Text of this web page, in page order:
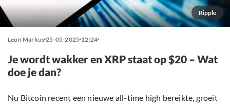
Ripple
Leon Markus 25-05-2025 12:24
Je wordt wakker en XRP staat op $20 – Wat
doe je dan?
Nu Bitcoin recent een nieuwe all-time high bereikte, groeit